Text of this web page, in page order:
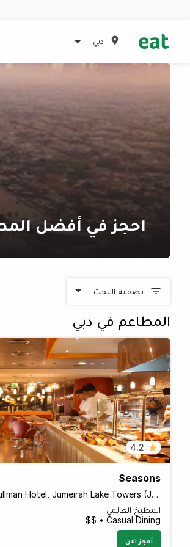
دبي
احجز في أفضل
تصفية البحث
المطاعم في دبي
4.2
Seasons
Pullman Hotel, Jumeirah Lake Towers (JLT)
المطبخ العالمي
Casual Dining • $$
أحجز الان